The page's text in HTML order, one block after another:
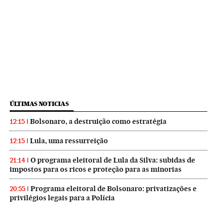
ÚLTIMAS NOTICIAS
12:15 Bolsonaro, a destruição como estratégia
12:15 Lula, uma ressurreição
21:14
O programa eleitoral de Lula da Silva: subidas de
impostos para os ricos e proteção para as minorias
20:55
Programa eleitoral de Bolsonaro: privatizações e
privilégios legais para a Polícia